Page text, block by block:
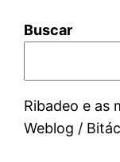
Buscar
Ribadeo e as
Weblog /